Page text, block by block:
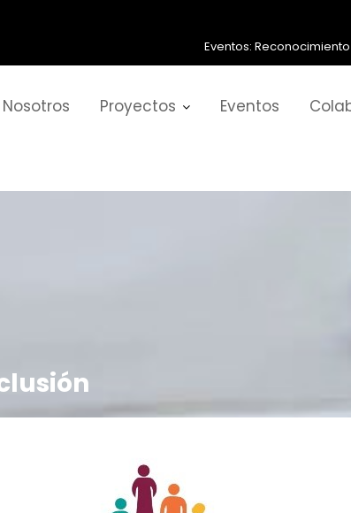
Reconocimiento al